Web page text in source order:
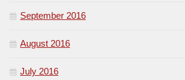
September 2016
August 2016
July 2016